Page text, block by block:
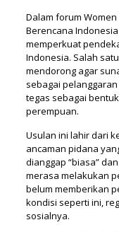
Dalam forum
Berencana
memperkuat
Indonesia. Salah
mendorong agar
sebagai
tegas sebagai
perempuan.
Usulan ini lahir dari
ancaman pidana
dianggap “biasa”
merasa melakukan
belum memberikan
kondisi seperti ini,
sosialnya.